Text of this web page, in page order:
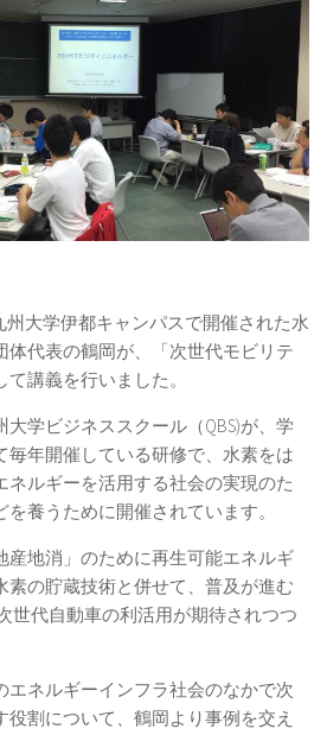
州大学伊都キャンパスで開催された水
体代表の鶴岡が、「次世代モビリテ
講義を行いました。
学ビジネススクール（QBS)が、学
毎年開催している研修で、水素をは
ネルギーを活用する社会の実現のた
養うために開催されています。
産地消」のために再生可能エネルギ
素の貯蔵技術と併せて、普及が進む
世代自動車の利活用が期待されつつ
エネルギーインフラ社会のなかで次
割について、鶴岡より事例を交え